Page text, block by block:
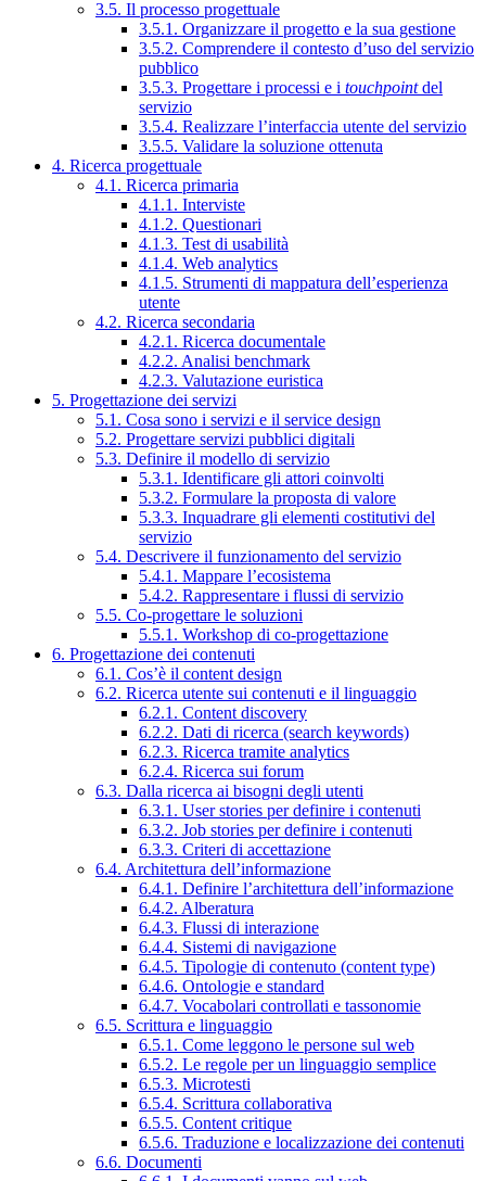
3.5. Il processo progettuale
3.5.1. Organizzare il progetto e la sua gestione
3.5.2. Comprendere il contesto d’uso del servizio
pubblico
3.5.3. Progettare i processi e i touchpointdel
servizio
3.5.4. Realizzare l’interfaccia utente del servizio
3.5.5. Validare la soluzione ottenuta
4. Ricerca progettuale
4.1. Ricerca primaria
4.1.1. Interviste
4.1.2. Questionari
4.1.3. Test di usabilità
4.1.4. Web analytics
4.1.5. Strumenti di mappatura dell’esperienza
utente
4.2. Ricerca secondaria
4.2.1. Ricerca documentale
4.2.2. Analisi benchmark
4.2.3. Valutazione euristica
5. Progettazione dei servizi
5.1. Cosa sono i servizi e il service design
5.2. Progettare servizi pubblici digitali
5.3. Definire il modello di servizio
5.3.1. Identificare gli attori coinvolti
5.3.2. Formulare la proposta di valore
5.3.3. Inquadrare gli elementi costitutivi del
servizio
5.4. Descrivere il funzionamento del servizio
5.4.1. Mappare l’ecosistema
5.4.2. Rappresentare i flussi di servizio
5.5. Co-progettare le soluzioni
5.5.1. Workshop di co-progettazione
6. Progettazione dei contenuti
6.1. Cos’è il content design
6.2. Ricerca utente sui contenuti e il linguaggio
6.2.1. Content discovery
6.2.2. Dati di ricerca (search keywords)
6.2.3. Ricerca tramite analytics
6.2.4. Ricerca sui forum
6.3. Dalla ricerca ai bisogni degli utenti
6.3.1. User stories per definire i contenuti
6.3.2. Job stories per definire i contenuti
6.3.3. Criteri di accettazione
6.4. Architettura dell’informazione
6.4.1. Definire l’architettura dell’informazione
6.4.2. Alberatura
6.4.3. Flussi di interazione
6.4.4. Sistemi di navigazione
6.4.5. Tipologie di contenuto (content type)
6.4.6. Ontologie e standard
6.4.7. Vocabolari controllati e tassonomie
6.5. Scrittura e linguaggio
6.5.1. Come leggono le persone sul web
6.5.2. Le regole per un linguaggio semplice
6.5.3. Microtesti
6.5.4. Scrittura collaborativa
6.5.5. Content critique
6.5.6. Traduzione e localizzazione dei contenuti
6.6. Documenti